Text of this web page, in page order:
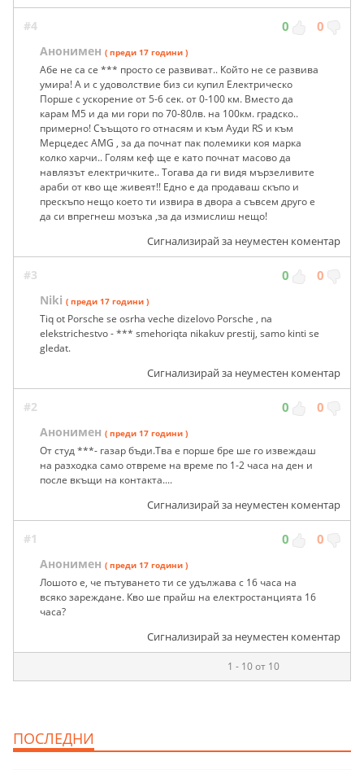
#4 0 0
Анонимен ( преди 17 години )
Абе не са се *** просто се развиват.. Който не се развива
умира! А и с удоволствие биз си купил Електрическо
Порше с ускорение от 5-6 сек. от 0-100 км. Вместо да
карам М5 и да ми гори по 70-80лв. на 100км. градско..
примерно! Съъщото го отнасям и към Ауди RS и към
Мерцедес AMG , за да почнат пак полемики коя марка
колко харчи.. Голям кеф ще е като почнат масово да
навлязът електричките.. Тогава да ги видя мързеливите
араби от кво ще живеят!! Едно е да продаваш скъпо и
прескъпо нещо което ти извира в двора а съвсем друго е
да си впрегнеш мозъка ,за да измислиш нещо!
Сигнализирай за неуместен коментар
#3 0 0
Niki ( преди 17 години )
Tiq ot Porsche se osrha veche dizelovo Porsche , na
elekstrichestvo - *** smehoriqta nikakuv prestij, samo kinti se
gledat.
Сигнализирай за неуместен коментар
#2 0 0
Анонимен ( преди 17 години )
От студ ***- газар бъди.Тва е порше бре ше го извеждаш
на разходка само отвреме на време по 1-2 часа на ден и
после вкъщи на контакта....
Сигнализирай за неуместен коментар
#1 0 0
Анонимен ( преди 17 години )
Лошото е, че пътуването ти се удължава с 16 часа на
всяко зареждане. Кво ше прайш на електростанцията 16
часа?
Сигнализирай за неуместен коментар
1 - 10 от 10
ПОСЛЕДНИ